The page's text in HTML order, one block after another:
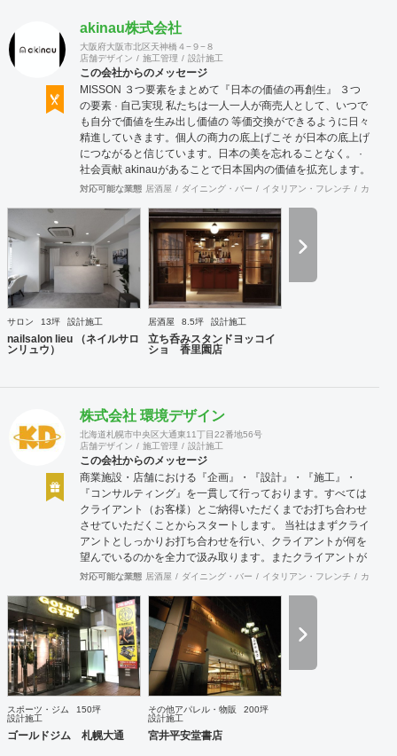
akinau株式会社
大阪府大阪市北区天神橋４−９−８
店舗デザイン
施工管理 設計施工
この会社からのメッセージ
MISSON ３つ要素をまとめて『日本の価値の再創生』 ３つ
の要素 · 自己実現 私たちは一人一人が商売人として、いつで
も自分で価値を生み出し価値の 等価交換ができるように日々
精進していきます。個人の商力の底上げこそ が日本の底上げ
につながると信じています。日本の美を忘れることなく。 ·
社会貢献 akinauがあることで日本国内の価値を拡充します。
そして世界に誇れる 国として日本の価値を輸出し続けていき
求 私たちは現段階ではお金というものが価値の目安として標
準とされる 時代で利益を追求し、まずは自社が幸せになるこ
とを約束します。 並行して売り上げも追求します。理由は自
社だけでなくそれに関係する 全ての会社や人々にも売り上げ
をつくることでお金というものをめぐる ように行動します。
社会にたくされた使命 今の日本は世界的にも元気がない。こ
るからであると想像できる。今社会で必要とされる人材、主
体性をもって自身の考えで行動できる。夢を大きく持って
自信をもち後悔しない人生を送るために。まだ気づいていな
いあなたに送る。 何を? 誰しもその人しかもっていない個性
が存在する。その個性を最大にいかした商いをみつけだし生
み出していく。小商いだっていい、個人が幸せであり直接届
けることのできる範囲での人も幸せにできるのだから。 どう
やって? akinauは人生100年100事業を掲げて100年続くよう
な商いを生み出し続けていく。そのヒントは社内だけではな
く関係する全ての人と考えて創り出す。そのために
akinautalkなど会話のなかから発生するおもしろアイデアを
尊重し、実行しつづけていく。 コンセプト ビジョンと顧客
対応可能な業態 居酒屋 ダイニング・バー イタリアン・フレンチ カフェ
サロン 13坪 設計施工
nailsalon lieu （ネイルサロ
ンリュウ）
居酒屋 8.5坪 設計施工
立ち呑みスタンドヨッコイ
ショ 香里園店
株式会社 環境デザイン
北海道札幌市中央区大通東11丁目22番地56号
店舗デザイン
施工管理 設計施工
この会社からのメッセージ
商業施設・店舗における『企画』・『設計』・『施工』・
『コンサルティング』を一貫して行っております。すべては
クライアント（お客様）とご納得いただくまでお打ち合わせ
させていただくことからスタートします。 当社はまずクライ
アントとしっかりお打ち合わせを行い、クライアントが何を
望んでいるのかを全力で汲み取ります。またクライアントが
思い描いていることをどのように表現していいのかお困りの
培ってきた当社ならではのノウハウでご提案いたします。
対応可能な業態 居酒屋 ダイニング・バー イタリアン・フレンチ カフェ
スポーツ・ジム
150坪
設計施工
ゴールドジム 札幌大通
その他アパレル・物販
200坪
設計施工
宮井平安堂書店